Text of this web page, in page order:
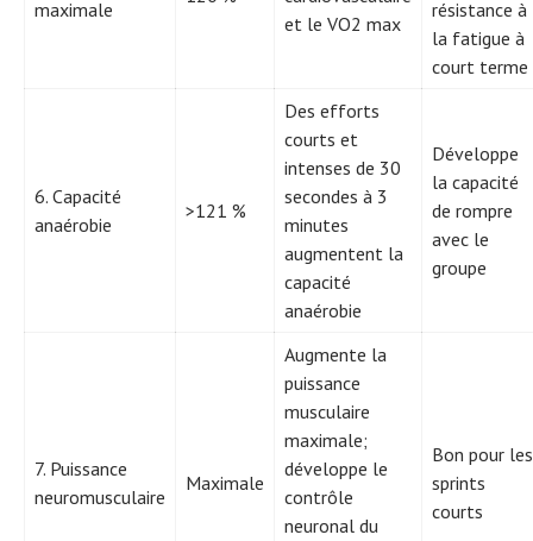
maximale
et le VO2 max
résistance à
la fatigue à
court terme
6. Capacité
anaérobie
>121 %
Des efforts
courts et
intenses de 30
secondes à 3
minutes
augmentent la
capacité
anaérobie
Développe
la capacité
de rompre
avec le
groupe
7. Puissance
neuromusculaire
Maximale
Augmente la
puissance
musculaire
maximale;
développe le
contrôle
neuronal du
Bon pour les
sprints
courts